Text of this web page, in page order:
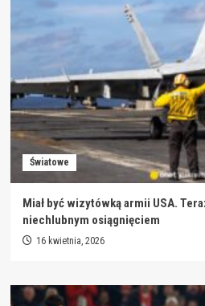
Światowe
Miał być wizytówką armii USA.
niechlubnym osiągnięciem
16 kwietnia, 2026